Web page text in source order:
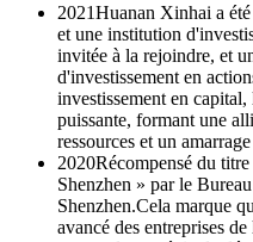
2021Huanan Xinhai a
et une institution
invitée à la rejoindre, et
d'investissement en
investissement en
puissante, formant une
ressources et un
2020Récompensé du
Shenzhen » par le
Shenzhen.Cela marque
avancé des entreprises